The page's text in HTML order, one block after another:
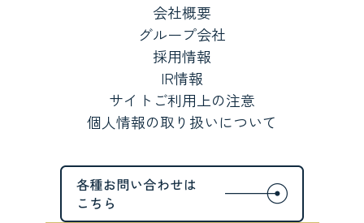
会社概要
グループ会社
採用情報
IR情報
サイトご利用上の注意
個人情報の取り扱いについて